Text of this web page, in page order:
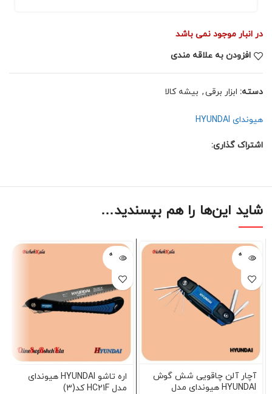
در انبار موجود نمی باشد
افزودن به علاقه مندی
دسته: ابزار برقی, بیشه کالا
هیوندای HYUNDAI
اشتراک گذاری:
شاید این‌ها را هم بپسندید…
فروخته
شده
آچار آلن چاقویی شش گوش
HYUNDAI هیوندای مدل
فروخته
شده
اره تاشو HYUNDAI هیوندای
مدل HC21F کد(3)